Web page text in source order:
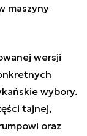
maszyny
wersji
wybory.
tajnej,
oraz